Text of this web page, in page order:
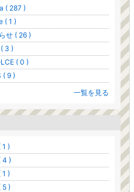
( 287 )
( 1 )
せ ( 26 )
3 )
( 0 )
( 9 )
一覧を見る
)
4 )
)
5 )